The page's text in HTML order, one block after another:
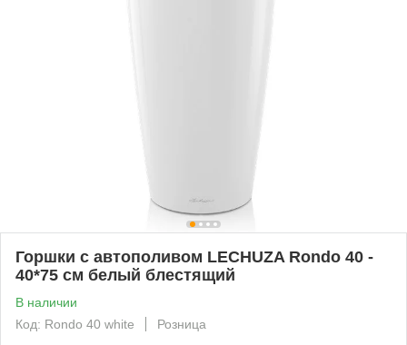
Горшки с автополивом LECHUZA Rondo 40 -
40*75 cм белый блестящий
В наличии
Код: Rondo 40 white
Розница